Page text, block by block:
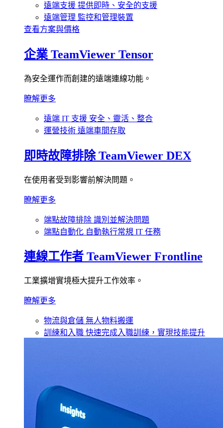
遠端支援 提供即時、安全的支援
遠端管理 監控和管理裝置
查看方案與價格
企業 TeamViewer Tensor
為安全運作而創建的遠端連線功能。
瞭解更多
遠端 IT 支援 安全、靈活、整合
運營技術 遠端車間存取
即時故障排除 TeamViewer DEX
在使用者受到影響前解決問題。
瞭解更多
端點故障排除 識別並解決問題
端點自動化 自動執行常規 IT 任務
連線工作者 TeamViewer Frontline
工業擴增實境極大提升工作效率。
瞭解更多
物流與倉儲 無人物料搬運
訓練和入職 快速完成入職訓練，實現技能提升